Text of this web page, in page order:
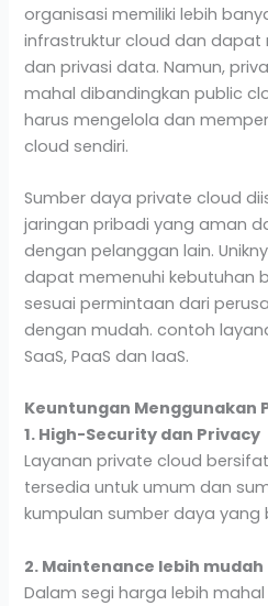
organisasi memiliki lebih
infrastruktur cloud dan dapat
dan privasi data. Namun,
mahal dibandingkan public
harus mengelola dan
cloud sendiri.
Sumber daya private cloud
jaringan pribadi yang aman
dengan pelanggan lain.
dapat memenuhi kebutuhan
sesuai permintaan dari
dengan mudah. contoh
SaaS, PaaS dan IaaS.
Keuntungan Menggunakan
1. High-Security dan Privacy
Layanan private cloud
tersedia untuk umum dan
kumpulan sumber daya yang
2. Maintenance lebih mudah
Dalam segi harga lebih